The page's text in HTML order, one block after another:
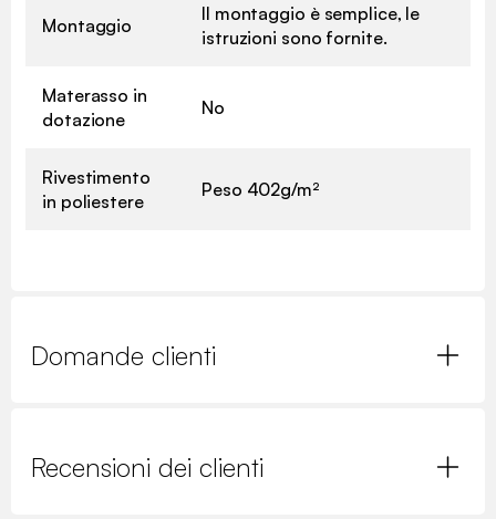
Montaggio
Il montaggio è semplice, le
istruzioni sono fornite.
Materasso in
dotazione
No
Rivestimento
in poliestere
Peso 402g/m²
Domande clienti
Recensioni dei clienti